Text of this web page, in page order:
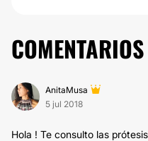
AnitaMusa
5 jul 2018
Hola ! Te consulto las